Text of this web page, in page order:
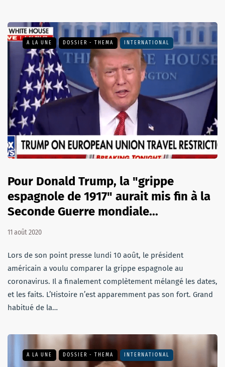
A LA UNE DOSSIER - THEMA INTERNATIONAL
Pour Donald Trump, la "grippe
espagnole de 1917" aurait mis fin à la
Seconde Guerre mondiale...
11 août 2020
Lors de son point presse lundi 10 août, le président
américain a voulu comparer la grippe espagnole au
coronavirus. Il a finalement complètement mélangé les dates,
et les faits. L’Histoire n’est apparemment pas son fort. Grand
habitué de la…
A LA UNE DOSSIER - THEMA INTERNATIONAL